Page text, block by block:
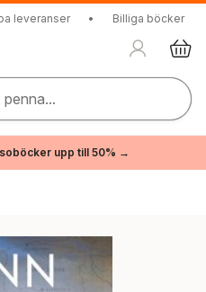
leveranser • Billiga böcker
upp till 50% →